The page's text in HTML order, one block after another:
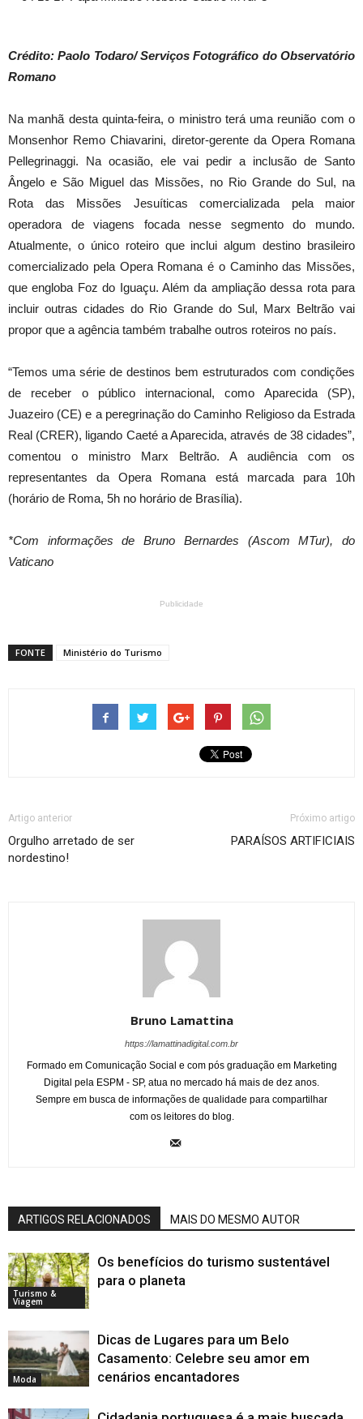
Crédito: Paolo Todaro/ Serviços Fotográfico do Observatório
Romano
Na manhã desta quinta-feira, o ministro terá uma reunião com o
Monsenhor Remo Chiavarini, diretor-gerente da Opera Romana
Pellegrinaggi. Na ocasião, ele vai pedir a inclusão de Santo
Ângelo e São Miguel das Missões, no Rio Grande do Sul, na
Rota das Missões Jesuíticas comercializada pela maior
operadora de viagens focada nesse segmento do mundo.
Atualmente, o único roteiro que inclui algum destino brasileiro
comercializado pela Opera Romana é o Caminho das Missões,
que engloba Foz do Iguaçu. Além da ampliação dessa rota para
incluir outras cidades do Rio Grande do Sul, Marx Beltrão vai
propor que a agência também trabalhe outros roteiros no país.
“Temos uma série de destinos bem estruturados com condições
de receber o público internacional, como Aparecida (SP),
Juazeiro (CE) e a peregrinação do Caminho Religioso da Estrada
Real (CRER), ligando Caeté a Aparecida, através de 38 cidades”,
comentou o ministro Marx Beltrão. A audiência com os
representantes da Opera Romana está marcada para 10h
(horário de Roma, 5h no horário de Brasília).
*Com informações de Bruno Bernardes (Ascom MTur), do
Vaticano
Publicidade
FONTE Ministério do Turismo
Artigo anterior
Orgulho arretado de ser
nordestino!
Próximo artigo
PARAÍSOS ARTIFICIAIS
Bruno Lamattina
https://lamattinadigital.com.br
Formado em Comunicação Social e com pós graduação em Marketing
Digital pela ESPM - SP, atua no mercado há mais de dez anos.
Sempre em busca de informações de qualidade para compartilhar
com os leitores do blog.
ARTIGOS RELACIONADOS MAIS DO MESMO AUTOR
Turismo &
Viagem
Os benefícios do turismo sustentável
para o planeta
Moda
Dicas de Lugares para um Belo
Casamento: Celebre seu amor em
cenários encantadores